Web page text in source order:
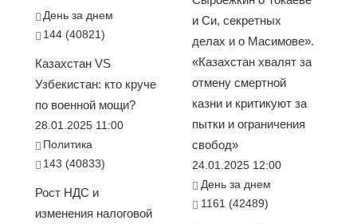
День за днем
144 (40821)
Казахстан VS
Узбекистан: кто круче
по военной мощи?
28.01.2025 11:00
Политика
143 (40833)
Рост НДС и
изменения налоговой
и Си, секретных
делах и о Масимове».
«Казахстан хвалят за
отмену смертной
казни и критикуют за
пытки и ограничения
свобод»
24.01.2025 12:00
День за днем
1161 (42489)